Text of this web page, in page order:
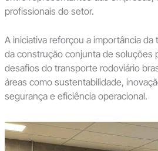
profissionais do setor.
A iniciativa reforçou a importância da
da construção conjunta de soluções
desafios do transporte rodoviário
áreas como sustentabilidade,
segurança e eficiência operacional.